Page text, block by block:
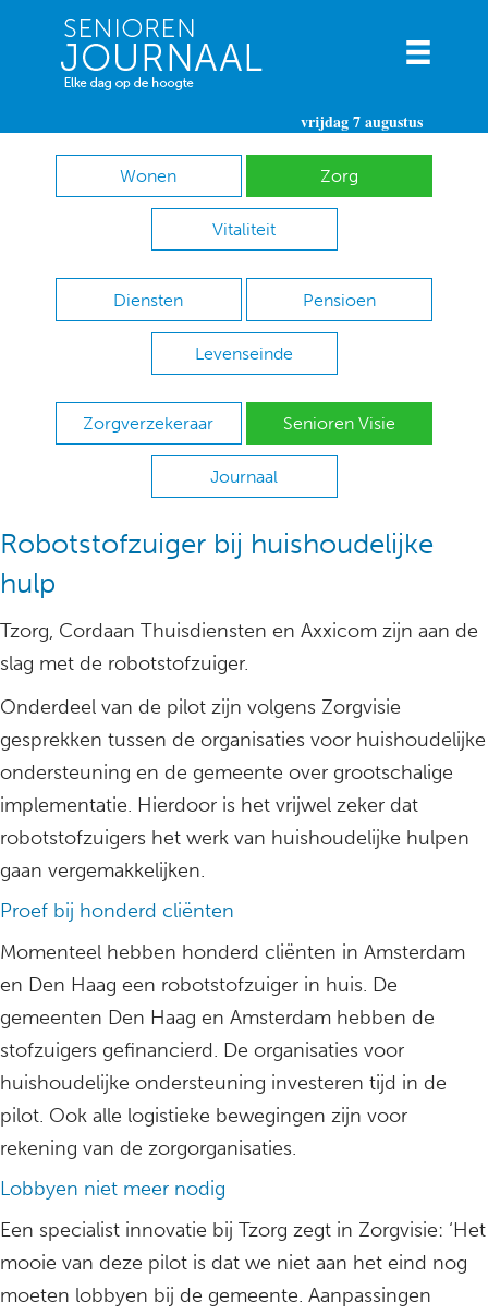
vrijdag 7 augustus
Wonen Zorg
Vitaliteit
Diensten Pensioen
Levenseinde
Zorgverzekeraar Senioren Visie
Journaal
Robotstofzuiger bij huishoudelijke
hulp
Tzorg, Cordaan Thuisdiensten en Axxicom zijn aan de
slag met de robotstofzuiger.
Onderdeel van de pilot zijn volgens Zorgvisie
gesprekken tussen de organisaties voor huishoudelijke
ondersteuning en de gemeente over grootschalige
implementatie. Hierdoor is het vrijwel zeker dat
robotstofzuigers het werk van huishoudelijke hulpen
gaan vergemakkelijken.
Proef bij honderd cliënten
Momenteel hebben honderd cliënten in Amsterdam
en Den Haag een robotstofzuiger in huis. De
gemeenten Den Haag en Amsterdam hebben de
stofzuigers gefinancierd. De organisaties voor
huishoudelijke ondersteuning investeren tijd in de
pilot. Ook alle logistieke bewegingen zijn voor
rekening van de zorgorganisaties.
Lobbyen niet meer nodig
Een specialist innovatie bij Tzorg zegt in Zorgvisie: ‘Het
mooie van deze pilot is dat we niet aan het eind nog
moeten lobbyen bij de gemeente. Aanpassingen